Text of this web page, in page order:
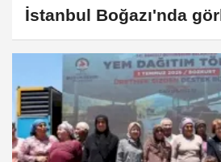
İstanbul Boğazı'nda